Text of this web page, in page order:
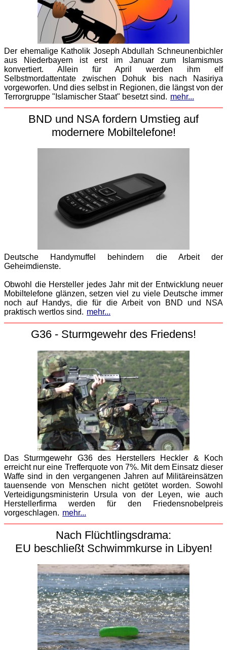
Der ehemalige Katholik Joseph Abdullah Schneunenbichler
aus Niederbayern ist erst im Januar zum Islamismus
konvertiert. Allein für April werden ihm elf
Selbstmordattentate zwischen Dohuk bis nach Nasiriya
vorgeworfen. Und dies selbst in Regionen, die längst von der
Terrorgruppe "Islamischer Staat" besetzt sind. mehr...
BND und NSA fordern Umstieg auf
modernere Mobiltelefone!
Deutsche Handymuffel behindern die Arbeit der
Geheimdienste.
Obwohl die Hersteller jedes Jahr mit der Entwicklung neuer
Mobiltelefone glänzen, setzen viel zu viele Deutsche immer
noch auf Handys, die für die Arbeit von BND und NSA
praktisch wertlos sind. mehr...
G36 - Sturmgewehr des Friedens!
Das Sturmgewehr G36 des Herstellers Heckler & Koch
erreicht nur eine Trefferquote von 7%. Mit dem Einsatz dieser
Waffe sind in den vergangenen Jahren auf Militäreinsätzen
tauensende von Menschen nicht getötet worden. Sowohl
Verteidigungsministerin Ursula von der Leyen, wie auch
Herstellerfirma werden für den Friedensnobelpreis
vorgeschlagen. mehr...
Nach Flüchtlingsdrama:
EU beschließt Schwimmkurse in Libyen!